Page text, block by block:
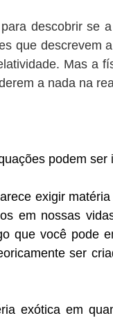
descobrir se
que descrevem
Mas a
a nada na
podem ser
exigir matéria
em nossas
que você pode
ser
exótica em